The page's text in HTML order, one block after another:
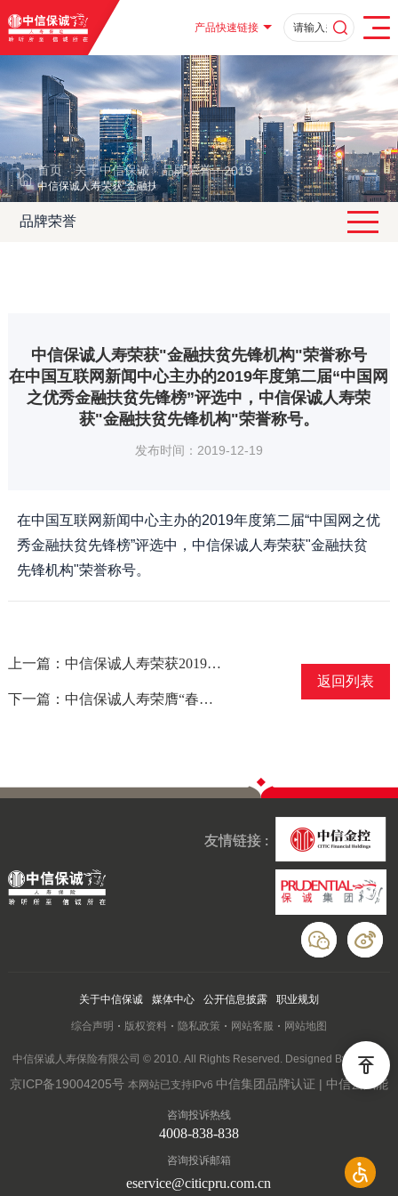
产品快速链接
首页 · 关于中信保诚 · 品牌荣誉 · 2019 ·
中信保诚人寿荣获"金融扶贫先锋机构"荣誉称号
品牌荣誉
中信保诚人寿荣获"金融扶贫先锋机构"荣誉称号
在中国互联网新闻中心主办的2019年度第二届“中国网
之优秀金融扶贫先锋榜”评选中，中信保诚人寿荣
获"金融扶贫先锋机构"荣誉称号。
发布时间：2019-12-19
在中国互联网新闻中心主办的2019年度第二届“中国网之优
秀金融扶贫先锋榜”评选中，中信保诚人寿荣获"金融扶贫
先锋机构"荣誉称号。
上一篇：中信保诚人寿荣获2019年“金镝锋保障先锋奖”
下一篇：中信保诚人寿荣膺“春蕾计划30周年致谢单位”称号
返回列表
友情链接 :
关于中信保诚 媒体中心 公开信息披露 职业规划
综合声明 版权资料 隐私政策 网站客服 网站地图
中信保诚人寿保险有限公司 © 2010. All Rights Reserved. Designed By Wanhu
京ICP备19004205号 本网站已支持IPv6 中信集团品牌认证 | 中信云赋能
咨询投诉热线
4008-838-838
咨询投诉邮箱
eservice@citicpru.com.cn